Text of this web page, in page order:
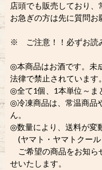
店頭でも販売しており、
お急ぎの方は先に質問お
※ ご注意！！必ずお読
◎本商品はお酒です。未
法律で禁止されています。
◎全て1個、1本単位～ま
◎冷凍商品は、常温商品
ん。
◎数量により、送料が変
(ヤマト・ヤマトクー
ご希望の商品をお知ら
せいたします。